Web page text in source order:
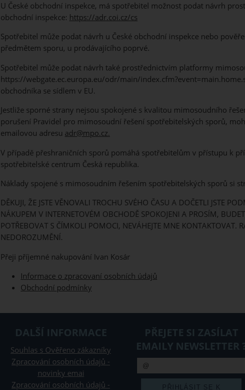
U České obchodní inspekce, má spotřebitel možnost podat návrh
obchodní inspekce: https://adr.coi.cz/cs
Spotřebitel může podat návrh u České obchodní inspekce nebo
předmětem sporu, u prodávajícího poprvé.
Spotřebitel může podat návrh také prostřednictvím platformy
https://webgate.ec.europa.eu/odr/main/
obchodníka se sídlem v EU.
Jestliže sporné strany nejsou spokojené s kvalitou mimosoudního
porušení Pravidel pro mimosoudní řešení spotřebitelských sporů,
emailovou adresu adr@mpo.cz.
V případě přeshraničních sporů pomáhá spotřebitelům v přístupu k
spotřebitelské centrum Česká republika.
Náklady spojené s mimosoudním řešením spotřebitelských sporů si
DĚKUJI, ŽE JSTE VĚNOVALI TROCHU SVÉHO ČASU A DOČETLI JSTE
NÁKUPEM V INTERNETOVÉM OBCHODĚ SPOKOJENI A PROSÍM,
POTŘEBOVAT S ČÍMKOLI POMOCI, NEVÁHEJTE MNE KONTAKTOVAT.
NEDOROZUMĚNÍ.
Přeji příjemné nakupování Ivan Kosár
Informace o zpracovaní osobních údajů
Obchodní podmínky
DALŠÍ INFORMACE
Souhlas s Ověřeno zákazníky
Zpracování osobních údajů -
novinky emai
Zpracování osobních údajů -
PŘEJETE SI ZASÍLAT
EMAILY NEWSLETTER